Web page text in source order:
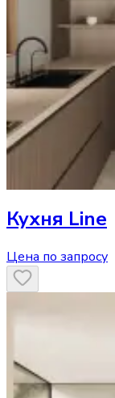
Кухня Line
Цена по запросу